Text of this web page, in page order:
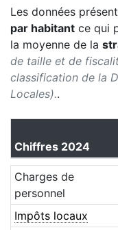
Les données
par habitant ce qui
la moyenne de la
de taille et de
classification de la
Locales)..
Chiffres 2024
Charges de
personnel
Impôts locaux